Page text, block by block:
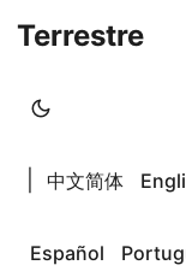
Terrestre
中文简体
Español